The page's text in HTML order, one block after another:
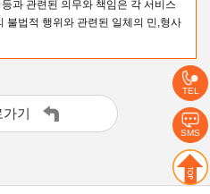
TEL
SMS
과 관련된 의무와 책임은 각 서비스
불법적 행위와 관련된 일체의 민,형사
가기